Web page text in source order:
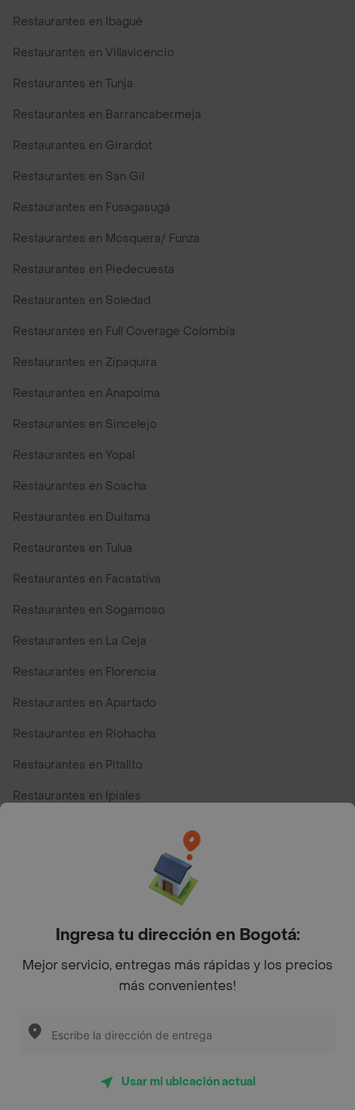
Restaurantes en Ibagué
Restaurantes en Villavicencio
Restaurantes en Tunja
Restaurantes en Barrancabermeja
Restaurantes en Girardot
Restaurantes en San Gil
Restaurantes en Fusagasugá
Restaurantes en Mosquera/ Funza
Restaurantes en Piedecuesta
Restaurantes en Soledad
Restaurantes en Full Coverage Colombia
Restaurantes en Zipaquira
Restaurantes en Anapoima
Restaurantes en Sincelejo
Restaurantes en Yopal
Restaurantes en Soacha
Restaurantes en Duitama
Restaurantes en Tulua
Restaurantes en Facatativa
Restaurantes en Sogamoso
Restaurantes en La Ceja
Restaurantes en Florencia
Restaurantes en Apartado
Restaurantes en Riohacha
Restaurantes en Pitalito
Restaurantes en Ipiales
Top Marcas y Cadenas de Restaurantes
Encuéntranos en estos países
App Store Google play
Restaurantes cerca de mi para pedir Comida a Domicilio -
Ingresa tu dirección en Bogotá:
Mejor servicio, entregas más rápidas y los precios
más convenientes!
Usar mi ubicación actual